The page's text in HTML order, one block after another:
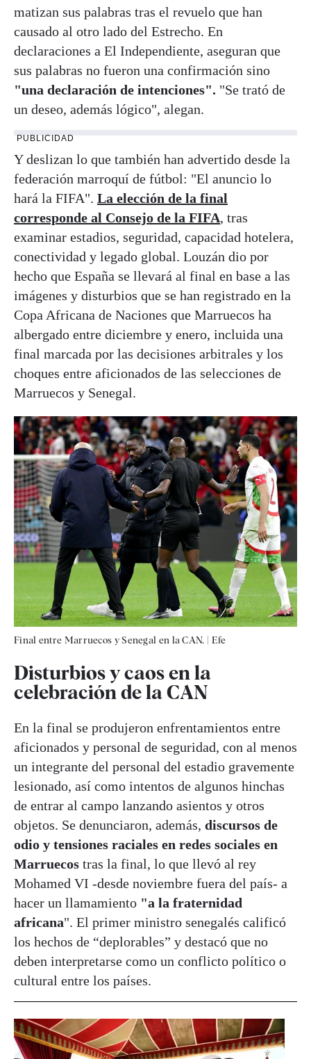
matizan sus palabras tras el revuelo que han
causado al otro lado del Estrecho. En
declaraciones a El Independiente, aseguran que
sus palabras no fueron una confirmación sino
"una declaración de intenciones". "Se trató de
un deseo, además lógico", alegan.
PUBLICIDAD
Y deslizan lo que también han advertido desde la
federación marroquí de fútbol: "El anuncio lo
hará la FIFA". La elección de la final
corresponde al Consejo de la FIFA, tras
examinar estadios, seguridad, capacidad hotelera,
conectividad y legado global. Louzán dio por
hecho que España se llevará al final en base a las
imágenes y disturbios que se han registrado en la
Copa Africana de Naciones que Marruecos ha
albergado entre diciembre y enero, incluida una
final marcada por las decisiones arbitrales y los
choques entre aficionados de las selecciones de
Marruecos y Senegal.
Final entre Marruecos y Senegal en la CAN. Efe
Disturbios y caos en la
celebración de la CAN
En la final se produjeron enfrentamientos entre
aficionados y personal de seguridad, con al menos
un integrante del personal del estadio gravemente
lesionado, así como intentos de algunos hinchas
de entrar al campo lanzando asientos y otros
objetos. Se denunciaron, además, discursos de
odio y tensiones raciales en redes sociales en
Marruecos tras la final, lo que llevó al rey
Mohamed VI -desde noviembre fuera del país- a
hacer un llamamiento "a la fraternidad
africana". El primer ministro senegalés calificó
los hechos de “deplorables” y destacó que no
deben interpretarse como un conflicto político o
cultural entre los países.